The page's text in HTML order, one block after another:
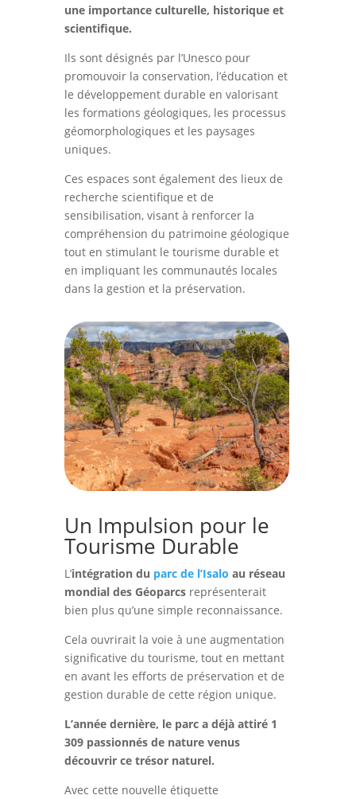
une importance culturelle, historique et
scientifique.
Ils sont désignés par l’Unesco pour
promouvoir la conservation, l’éducation et
le développement durable en valorisant
les formations géologiques, les processus
géomorphologiques et les paysages
uniques.
Ces espaces sont également des lieux de
recherche scientifique et de
sensibilisation, visant à renforcer la
compréhension du patrimoine géologique
tout en stimulant le tourisme durable et
en impliquant les communautés locales
dans la gestion et la préservation.
Un Impulsion pour le
Tourisme Durable
L’intégration du parc de l’Isalo au réseau
mondial des Géoparcsreprésenterait
bien plus qu’une simple reconnaissance.
Cela ouvrirait la voie à une augmentation
significative du tourisme, tout en mettant
en avant les efforts de préservation et de
gestion durable de cette région unique.
L’année dernière, le parc a déjà attiré 1
309 passionnés de nature venus
découvrir ce trésor naturel.
Avec cette nouvelle étiquette